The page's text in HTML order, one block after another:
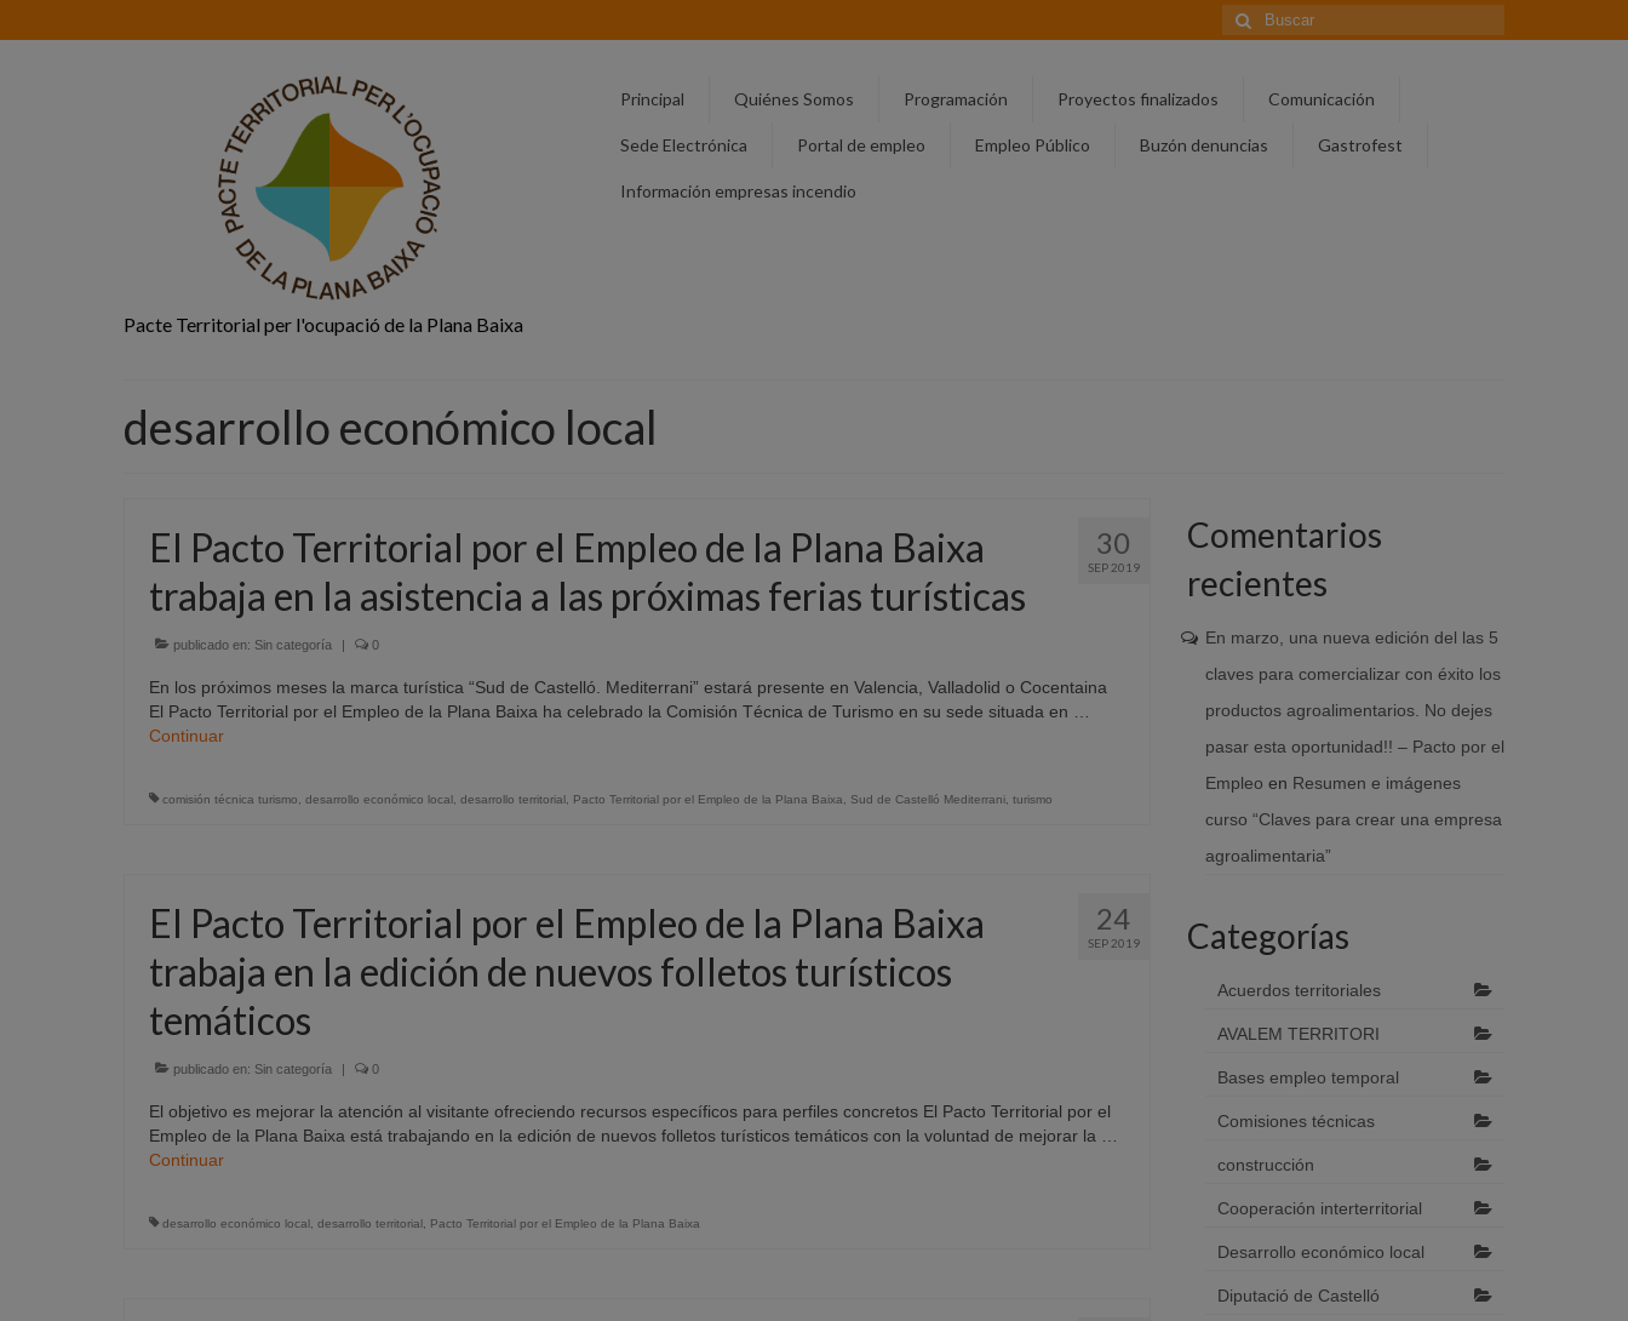
Buscar
por:
Pacte Territorial per l'ocupació de la Plana Baixa
Principal Quiénes Somos Programación Proyectos finalizados Comunicación
Sede Electrónica Portal de empleo Empleo Público Buzón denuncias Gastrofest
Información empresas incendio
desarrollo económico local
30
SEP 2019
El Pacto Territorial por el Empleo de la Plana Baixa
trabaja en la asistencia a las próximas ferias turísticas
publicado en: Sin categoría | 0
En los próximos meses la marca turística “Sud de Castelló. Mediterrani” estará presente en Valencia, Valladolid o Cocentaina
El Pacto Territorial por el Empleo de la Plana Baixa ha celebrado la Comisión Técnica de Turismo en su sede situada en …
Continuar
comisión técnica turismo desarrollo económico local desarrollo territorial Pacto Territorial por el Empleo de la Plana Baixa Sud de Castelló Mediterrani turismo
24
SEP 2019
El Pacto Territorial por el Empleo de la Plana Baixa
trabaja en la edición de nuevos folletos turísticos
temáticos
publicado en: Sin categoría | 0
El objetivo es mejorar la atención al visitante ofreciendo recursos específicos para perfiles concretos El Pacto Territorial por el
Empleo de la Plana Baixa está trabajando en la edición de nuevos folletos turísticos temáticos con la voluntad de mejorar la …
Continuar
desarrollo económico local desarrollo territorial Pacto Territorial por el Empleo de la Plana Baixa
Comentarios
recientes
En marzo, una nueva edición del las 5
claves para comercializar con éxito los
productos agroalimentarios. No dejes
pasar esta oportunidad!! – Pacto por el
Empleo en Resumen e imágenes
curso “Claves para crear una empresa
agroalimentaria”
Categorías
Acuerdos territoriales
AVALEM TERRITORI
Bases empleo temporal
Comisiones técnicas
construcción
Cooperación interterritorial
Desarrollo económico local
Diputació de Castelló